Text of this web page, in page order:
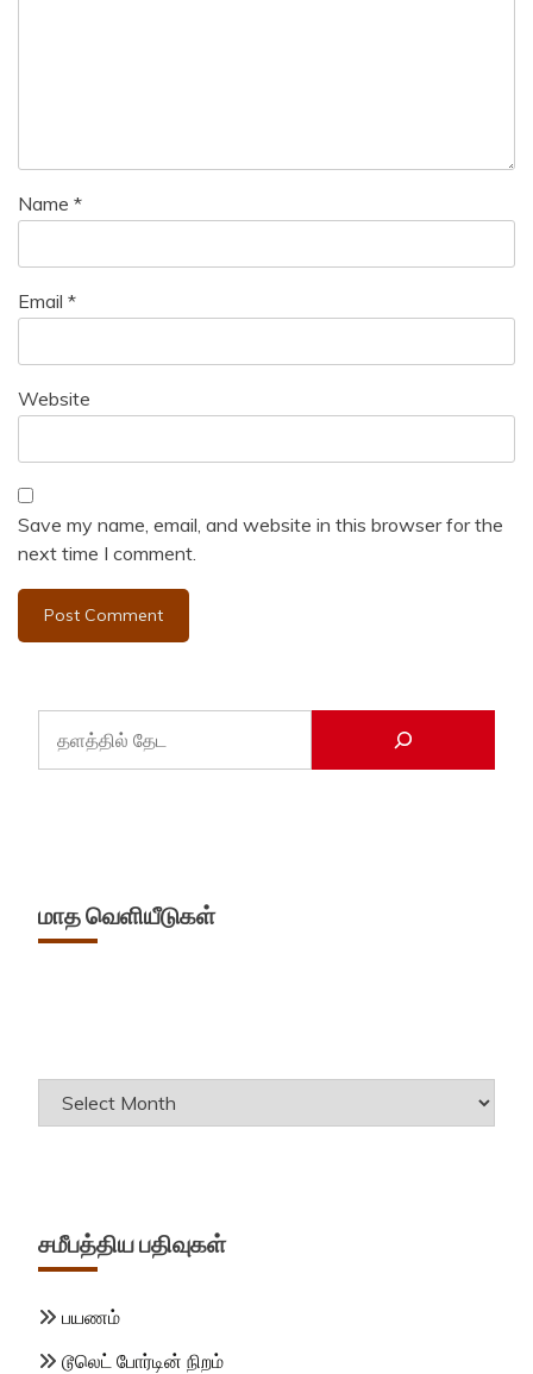
Name *
Email *
Website
Save my name, email, and website in this browser for the
next time I comment.
மாத வெளியீடுகள்
Archives
சமீபத்திய பதிவுகள்
பயணம்
டூலெட் போர்டின் நிறம்